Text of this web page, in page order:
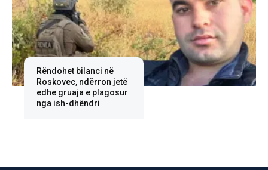
Rëndohet bilanci në
Roskovec, ndërron jetë
edhe gruaja e plagosur
nga ish-dhëndri